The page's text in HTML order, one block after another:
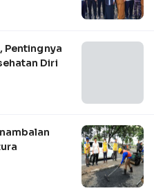
Pentingnya
Diri